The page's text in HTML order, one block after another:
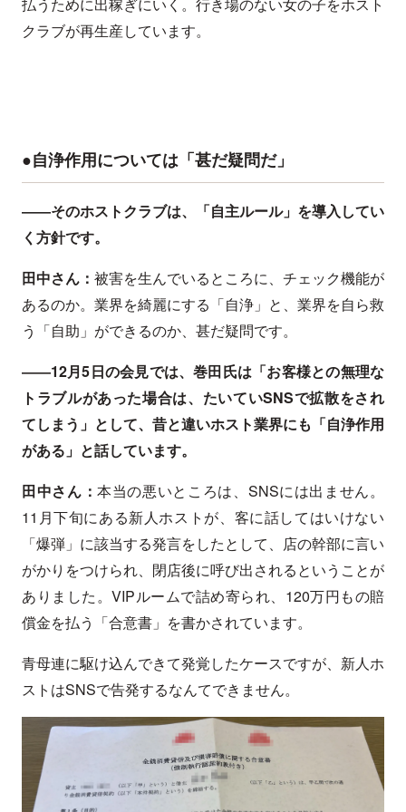
払うために出稼ぎにいく。行き場のない女の子をホスト
クラブが再生産しています。
●自浄作用については「甚だ疑問だ」
――そのホストクラブは、「自主ルール」を導入してい
く方針です。
田中さん： 被害を生んでいるところに、チェック機能が
あるのか。業界を綺麗にする「自浄」と、業界を自ら救
う「自助」ができるのか、甚だ疑問です。
――12月5日の会見では、巻田氏は「お客様との無理な
トラブルがあった場合は、たいていSNSで拡散をされ
てしまう」として、昔と違いホスト業界にも「自浄作用
がある」と話しています。
田中さん：本当の悪いところは、SNSには出ません。
11月下旬にある新人ホストが、客に話してはいけない
「爆弾」に該当する発言をしたとして、店の幹部に言い
がかりをつけられ、閉店後に呼び出されるということが
ありました。VIPルームで詰め寄られ、120万円もの賠
償金を払う「合意書」を書かされています。
青母連に駆け込んできて発覚したケースですが、新人ホ
ストはSNSで告発するなんてできません。